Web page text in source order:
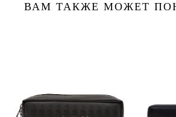
ВАМ ТАКЖЕ МОЖЕТ